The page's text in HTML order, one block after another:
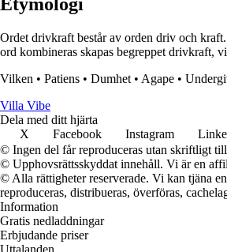
Etymologi
Ordet drivkraft består av orden driv och
ord kombineras skapas begreppet drivkraft,
Vilken • Patiens • Dumhet • Agape •
Villa Vibe
Dela med ditt hjärta
X
Facebook Instagram
© Ingen del får reproduceras utan skriftligt
© Upphovsrättsskyddat innehåll. Vi är en
© Alla rättigheter reserverade. Vi kan tjäna
reproduceras, distribueras, överföras,
Information
Gratis nedladdningar
Erbjudande priser